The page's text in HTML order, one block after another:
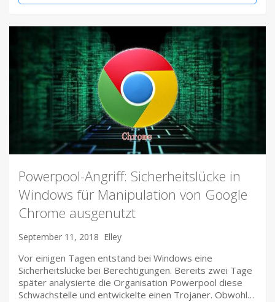
Powerpool-Angriff: Sicherheitslücke in
Windows für Manipulation von Google
Chrome ausgenutzt
September 11, 2018 Elley
Vor einigen Tagen entstand bei Windows eine
Sicherheitslücke bei Berechtigungen. Bereits zwei Tage
später analysierte die Organisation Powerpool diese
Schwachstelle und entwickelte einen Trojaner. Obwohl…